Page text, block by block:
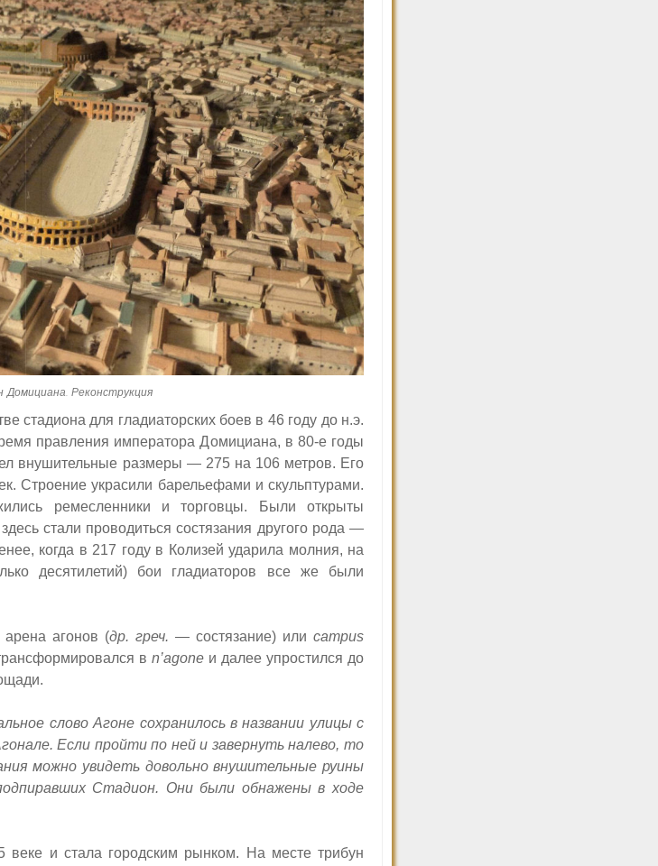
Домициана. Реконструкция
стадиона для гладиаторских боев в 46 году до н.э.
правления императора Домициана, в 80-е годы
внушительные размеры — 275 на 106 метров. Его
Строение украсили барельефами и скульптурами.
ремесленники и торговцы. Были открыты
стали проводиться состязания другого рода —
когда в 217 году в Колизей ударила молния, на
десятилетий) бои гладиаторов все же были
агонов (др. греч. — состязание) или campus
в n’agone и далее упростился до
слово Агоне сохранилось в названии улицы с
Если пройти по ней и завернуть налево, то
можно увидеть довольно внушительные руины
Стадион. Они были обнажены в ходе
и стала городским рынком. На месте трибун